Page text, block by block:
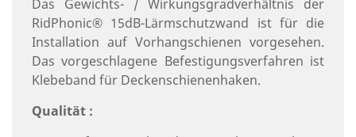
Das Gewichts- / Wirkungsgradverhältnis der
RidPhonic® 15dB-Lärmschutzwand ist für die
Installation auf Vorhangschienen vorgesehen.
Das vorgeschlagene Befestigungsverfahren ist
Klebeband für Deckenschienenhaken.
Qualität :